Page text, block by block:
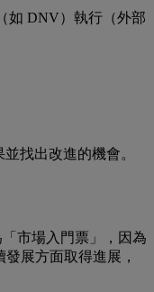
如 DNV）執行（外部
找出改進的機會。
市場入門票」，因為
展方面取得進展，